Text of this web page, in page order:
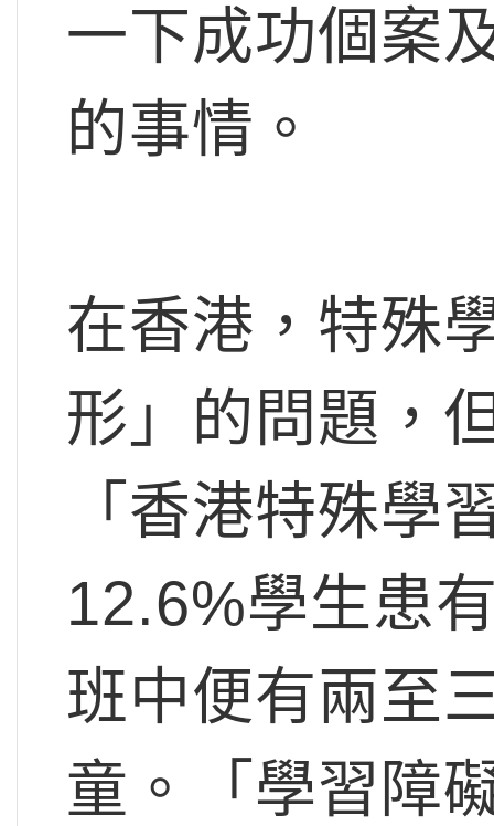
一下成功個案
的事情。
在香港，特殊
形」的問題，
「香港特殊學
12.6%學生患
班中便有兩至
童。「學習障